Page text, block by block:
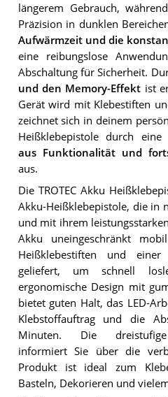
längerem Gebrauch,
Präzision in dunklen
Aufwärmzeit und die
eine reibungslose
Abschaltung für Sicherheit.
und den Memory-Effekt ist
Gerät wird mit Klebestiften
zeichnet sich in deinem
Heißklebepistole durch
aus Funktionalität und
aus.
Die TROTEC Akku
Akku-Heißklebepistole, die in
und mit ihrem
Akku uneingeschränkt
Heißklebestiften und einer
geliefert, um schnell
ergonomische Design mit
bietet guten Halt, das LED-
Klebstoffauftrag und die
Minuten. Die dreistufige
informiert Sie über die
Produkt ist ideal zum
Basteln, Dekorieren und